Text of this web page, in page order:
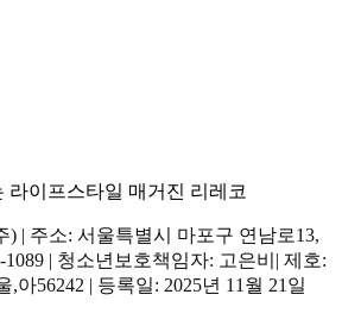
라이프스타일 매거진 리레코
) | 주소: 서울특별시 마포구 연남로13,
1089 | 청소년보호책임자: 고은비| 제호:
,아56242 | 등록일: 2025년 11월 21일